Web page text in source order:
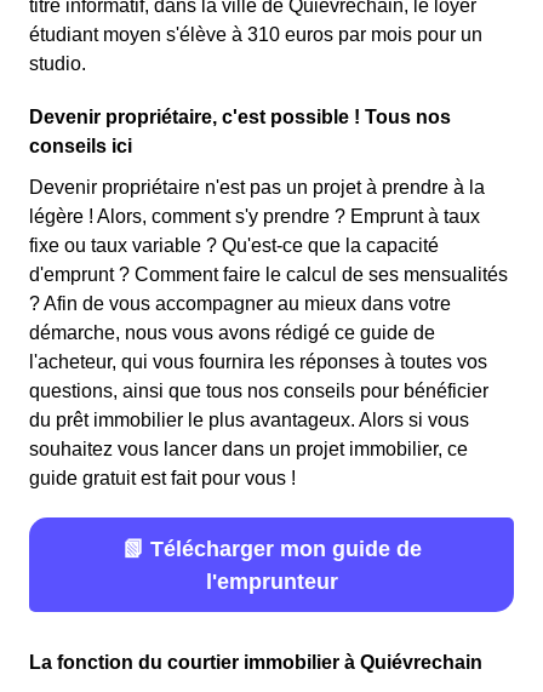
titre informatif, dans la ville de Quiévrechain, le loyer
étudiant moyen s'élève à 310 euros par mois pour un
studio.
Devenir propriétaire, c'est possible ! Tous nos
conseils ici
Devenir propriétaire n'est pas un projet à prendre à la
légère ! Alors, comment s'y prendre ? Emprunt à taux
fixe ou taux variable ? Qu'est-ce que la capacité
d'emprunt ? Comment faire le calcul de ses mensualités
? Afin de vous accompagner au mieux dans votre
démarche, nous vous avons rédigé ce guide de
l'acheteur, qui vous fournira les réponses à toutes vos
questions, ainsi que tous nos conseils pour bénéficier
du prêt immobilier le plus avantageux. Alors si vous
souhaitez vous lancer dans un projet immobilier, ce
guide gratuit est fait pour vous !
📗 Télécharger mon guide de
l'emprunteur
La fonction du courtier immobilier à Quiévrechain